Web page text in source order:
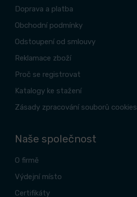
Doprava a platba
Obchodní podmínky
Odstoupení od smlouvy
Reklamace zboží
Proč se registrovat
Katalogy ke stažení
Zásady zpracování souborů cookies
Naše společnost
O firmě
Výdejní místo
Certifikáty